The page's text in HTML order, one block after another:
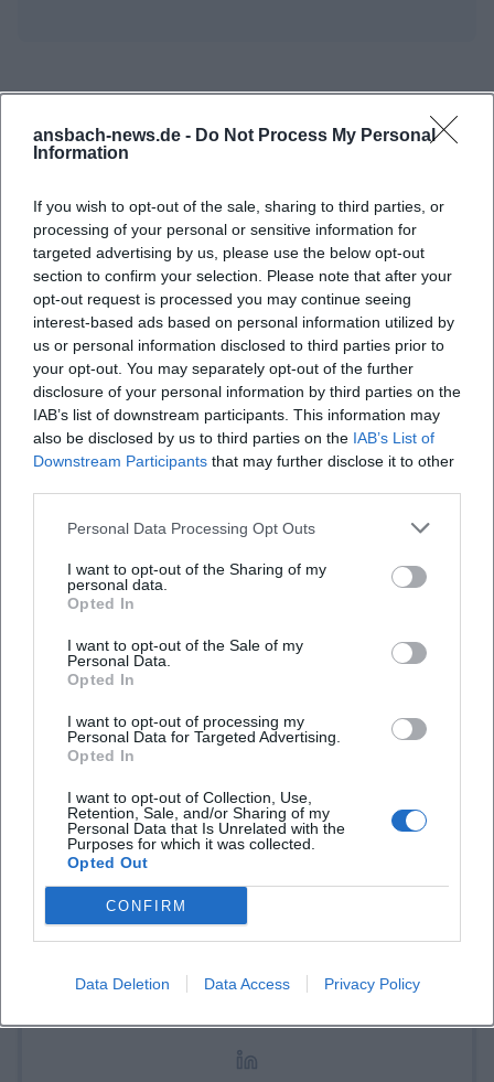
ansbach-news.de - Do Not Process My Personal
Information
If you wish to opt-out of the sale, sharing to third parties, or
processing of your personal or sensitive information for
targeted advertising by us, please use the below opt-out
section to confirm your selection. Please note that after your
opt-out request is processed you may continue seeing
interest-based ads based on personal information utilized by
us or personal information disclosed to third parties prior to
your opt-out. You may separately opt-out of the further
disclosure of your personal information by third parties on the
IAB’s list of downstream participants. This information may
also be disclosed by us to third parties on the IAB’s List of
Downstream Participants that may further disclose it to other
Personal Data Processing Opt Outs
I want to opt-out of the Sharing of my
personal data.
Opted In
I want to opt-out of the Sale of my
Personal Data.
Opted In
I want to opt-out of processing my
Personal Data for Targeted Advertising.
Opted In
I want to opt-out of Collection, Use,
Retention, Sale, and/or Sharing of my
Personal Data that Is Unrelated with the
Purposes for which it was collected.
Opted Out
CONFIRM
Data Deletion Data Access Privacy Policy
Tickets buchen
Laura Müller
1999 in Passau geboren. Von 2019 bis 2021 als
Redakteurin bei Moxios. Spezialisiert auf
redaktionelle Aufbereitung von Events und